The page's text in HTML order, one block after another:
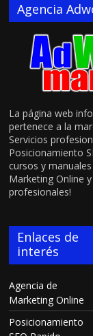
Agencia
La página web
pertenece a la
Servicios
Posicionamiento
cursos y
Marketing Online
profesionales!
Enlaces de
interés
Agencia de
Marketing Online
Posicionamiento